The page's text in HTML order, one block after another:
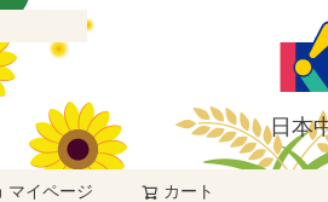
日本
マイページ カート